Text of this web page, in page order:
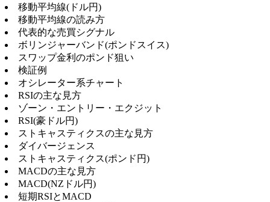
移動平均線(ドル円)
移動平均線の読み方
代表的な売買シグナル
ボリンジャーバンド(ポンドスイス)
スワップ金利のポンド狙い
検証例
オシレーター系チャート
RSIの主な見方
ゾーン・エントリー・エクジット
RSI(豪ドル円)
ストキャスティクスの主な見方
ダイバージェンス
ストキャスティクス(ポンド円)
MACDの主な見方
MACD(NZドル円)
短期RSIとMACD